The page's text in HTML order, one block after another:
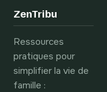
créer sans rien
acheter
ZenTribu
Ressources
pratiques pour
simplifier la vie de
famille :